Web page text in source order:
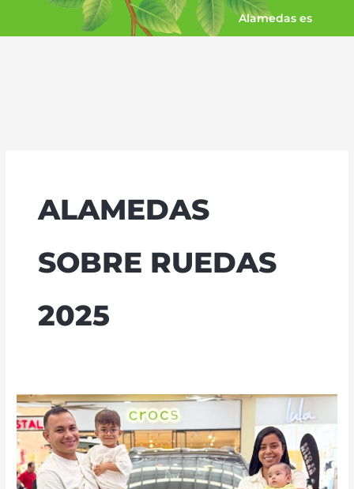
Alamedas es
ALAMEDAS
SOBRE RUEDAS
2025
¡Así
se
vivió
Alamedas
Sobre